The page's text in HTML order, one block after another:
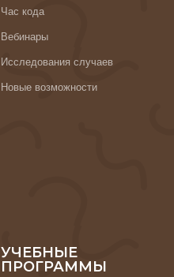
Час кода
Вебинары
Исследования случаев
Новые возможности
УЧЕБНЫЕ
ПРОГРАММЫ